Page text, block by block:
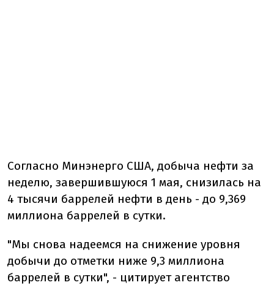
Согласно Минэнерго США, добыча нефти за
неделю, завершившуюся 1 мая, снизилась на
4 тысячи баррелей нефти в день - до 9,369
миллиона баррелей в сутки.
"Мы снова надеемся на снижение уровня
добычи до отметки ниже 9,3 миллиона
баррелей в сутки", - цитирует агентство